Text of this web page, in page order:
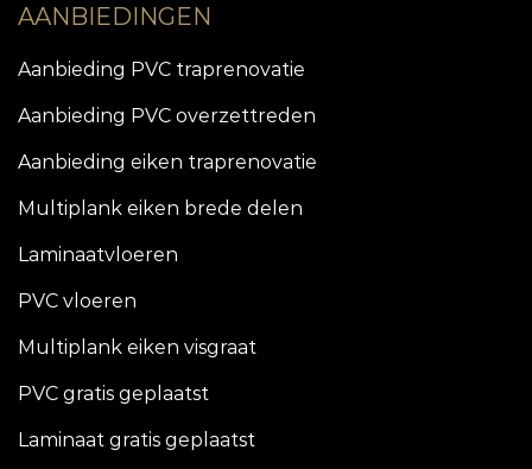
AANBIEDINGEN
Aanbieding PVC traprenovatie
Aanbieding PVC overzettreden
Aanbieding eiken traprenovatie
Multiplank eiken brede delen
Laminaatvloeren
PVC vloeren
Multiplank eiken visgraat
PVC gratis geplaatst
Laminaat gratis geplaatst